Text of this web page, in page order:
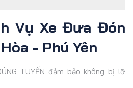
Vụ Xe Đưa Đón
- Phú Yên
TUYẾN đảm bảo không bị lỡ